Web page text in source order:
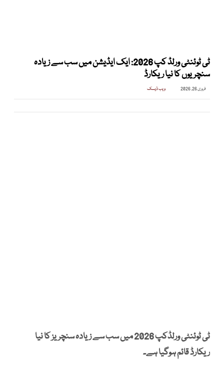
ٹی ٹوئنٹی ورلڈ کپ 2026: ایک ایڈیشن میں سب سے زیادہ
سنچریوں کا نیا ریکارڈ
فروری 26, 2026 ویب ڈیسک
ٹی ٹوئنٹی ورلڈکپ 2026 میں سب سے زیادہ سنچریز کا نیا
ریکارڈ قائم ہوگیا ہے۔